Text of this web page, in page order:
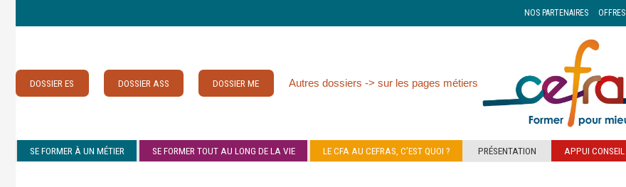
NOS PARTENAIRES
DOSSIER ES DOSSIER ASS DOSSIER ME Autres dossiers -> sur les pages métiers
SE FORMER À UN MÉTIER SE FORMER TOUT AU LONG DE LA VIE LE CFA AU CEFRAS, C’EST QUOI ? PRÉSENTATION APPUI CONSEIL